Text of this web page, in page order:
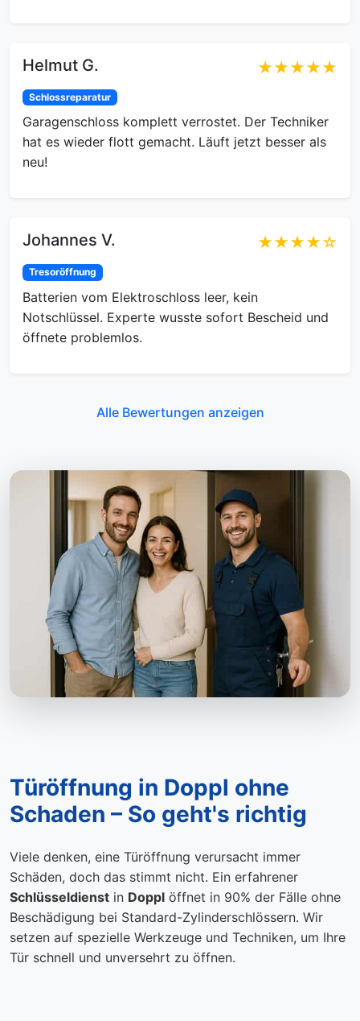
Helmut G. ★★★★★
Schlossreparatur
Garagenschloss komplett verrostet. Der Techniker
hat es wieder flott gemacht. Läuft jetzt besser als
neu!
Johannes V. ★★★★☆
Tresoröffnung
Batterien vom Elektroschloss leer, kein
Notschlüssel. Experte wusste sofort Bescheid und
öffnete problemlos.
Alle Bewertungen anzeigen
Türöffnung in Doppl ohne
Schaden – So geht's richtig
Viele denken, eine Türöffnung verursacht immer
Schäden, doch das stimmt nicht. Ein erfahrener
Schlüsseldienst in Doppl öffnet in 90% der Fälle ohne
Beschädigung bei Standard-Zylinderschlössern. Wir
setzen auf spezielle Werkzeuge und Techniken, um Ihre
Tür schnell und unversehrt zu öffnen.